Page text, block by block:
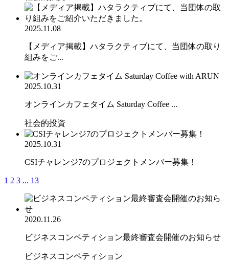
2025.11.08
【メディア掲載】ハタラクティブにて、当団体の取り
組みをご...
2025.10.31
オンラインカフェタイム Saturday Coffee ...
社会的投資
2025.10.31
CSIチャレンジ7のプロジェクトメンバー募集！
1 2 3 ... 13
2020.11.26
ビジネスコンペティション最終審査会開催のお知らせ
ビジネスコンペティション